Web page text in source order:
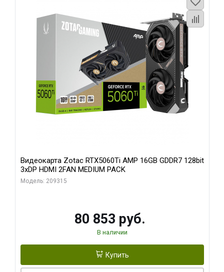
Видеокарта Zotac RTX5060Ti AMP 16GB GDDR7 128bit
3xDP HDMI 2FAN MEDIUM PACK
Модель: 209315
80 853 руб.
В наличии
Купить